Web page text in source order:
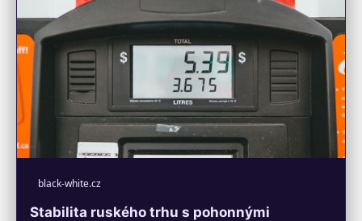
black-white.cz
Stabilita ruského trhu s pohonnými